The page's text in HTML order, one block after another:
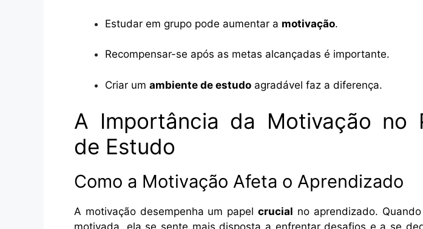
Estudar em grupo pode aumentar a motivação.
Recompensar-se após as metas alcançadas é importante.
Criar um ambiente de estudo agradável faz a diferença.
A Importância da Motivação no
de Estudo
Como a Motivação Afeta o Aprendizado
A motivação desempenha um papelcrucial no aprendizado.